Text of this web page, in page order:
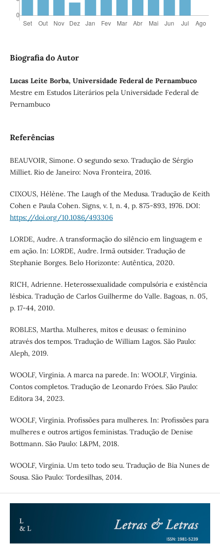
Biografia do Autor
Lucas Leite Borba, Universidade Federal de Pernambuco
Mestre em Estudos Literários pela Universidade Federal de
Pernambuco
Referências
BEAUVOIR, Simone. O segundo sexo. Tradução de Sérgio
Milliet. Rio de Janeiro: Nova Fronteira, 2016.
CIXOUS, Hélène. The Laugh of the Medusa. Tradução de Keith
Cohen e Paula Cohen. Signs, v. 1, n. 4, p. 875-893, 1976. DOI:
https://doi.org/10.1086/493306
LORDE, Audre. A transformação do silêncio em linguagem e
em ação. In: LORDE, Audre. Irmã outsider. Tradução de
Stephanie Borges. Belo Horizonte: Autêntica, 2020.
RICH, Adrienne. Heterossexualidade compulsória e existência
lésbica. Tradução de Carlos Guilherme do Valle. Bagoas, n. 05,
p. 17-44, 2010.
ROBLES, Martha. Mulheres, mitos e deusas: o feminino
através dos tempos. Tradução de William Lagos. São Paulo:
Aleph, 2019.
WOOLF, Virginia. A marca na parede. In: WOOLF, Virginia.
Contos completos. Tradução de Leonardo Fróes. São Paulo:
Editora 34, 2023.
WOOLF, Virginia. Profissões para mulheres. In: Profissões para
mulheres e outros artigos feministas. Tradução de Denise
Bottmann. São Paulo: L&PM, 2018.
WOOLF, Virginia. Um teto todo seu. Tradução de Bia Nunes de
Sousa. São Paulo: Tordesilhas, 2014.